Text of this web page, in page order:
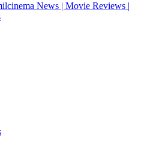
News | Movie Reviews |